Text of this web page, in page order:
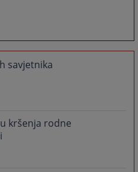
savjetnika
kršenja rodne